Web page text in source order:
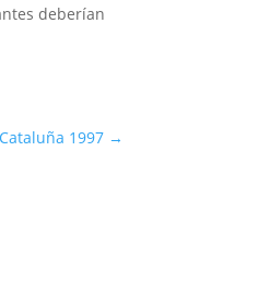
deberían
1997→